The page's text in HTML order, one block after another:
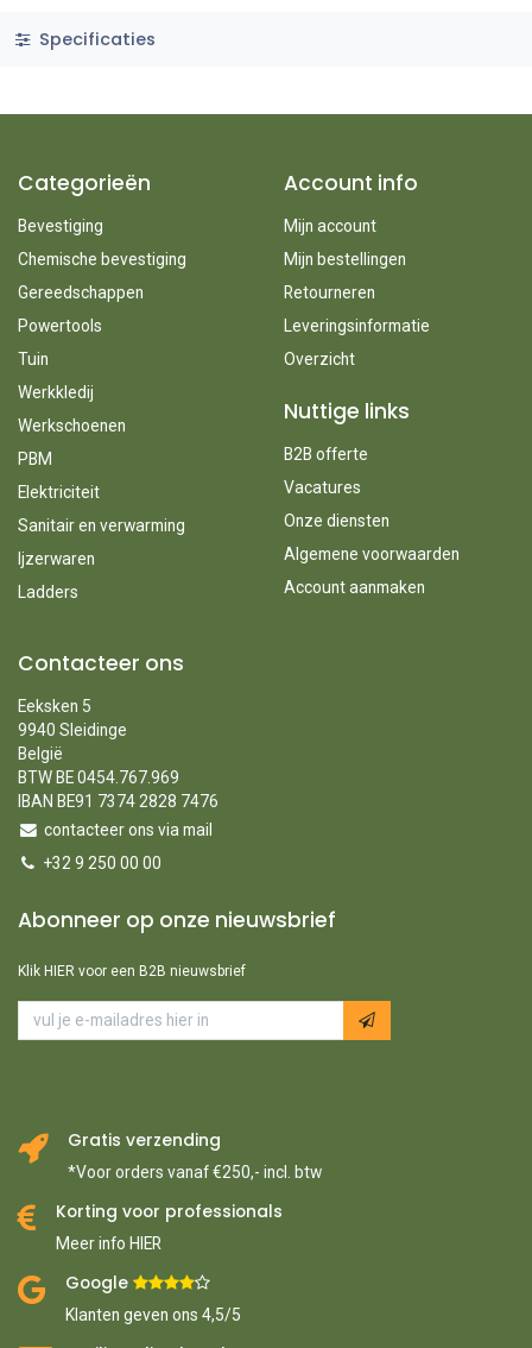
Specificaties
Categorieën
Bevestiging
Chemische bevestiging
Gereedschappen
Powertools
Tuin
Werkkledij
Werkschoenen
PBM
Elektriciteit
Sanitair en verwarming
Ijzerwaren
Ladders
Account info
Mijn account
Mijn bestellingen
Retourneren
Leveringsinformatie
Overzicht
Nuttige links
B2B offerte
Vacatures
Onze diensten
Algemene voorwaarden
Account aanmaken
Contacteer ons
Eeksken 5
9940 Sleidinge
België
BTW BE 0454.767.969
IBAN BE91 7374 2828 7476
contacteer ons via mail
+32 9 250 00 00
Abonneer op onze nieuwsbrief
Klik HIER voor een B2B nieuwsbrief
Gratis verzending
*Voor orders vanaf €250,- incl. btw
Korting voor professionals
Meer info HIER
Google ​
Klanten geven ons 4,5/5